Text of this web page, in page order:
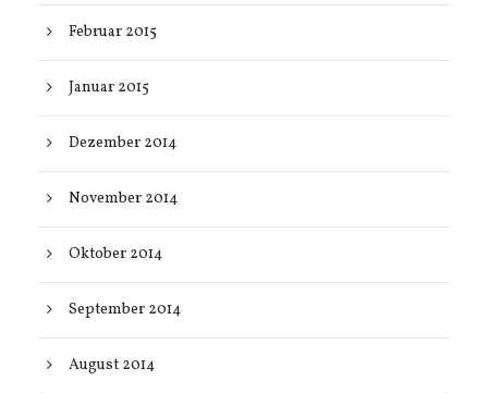
Februar 2015
Januar 2015
Dezember 2014
November 2014
Oktober 2014
September 2014
August 2014